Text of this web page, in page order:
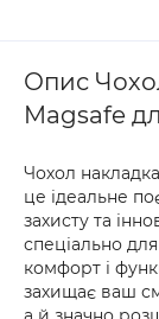
Опис
Magsafe
Чохол
це ідеальне
захисту та
спеціально
комфорт і
захищає ваш